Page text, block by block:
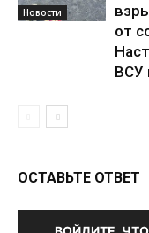
Новости
от
ВСУ
ОСТАВЬТЕ ОТВЕТ